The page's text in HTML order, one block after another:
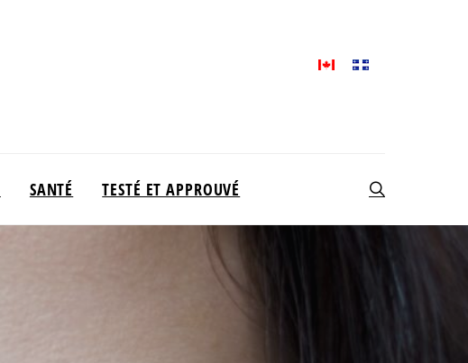
SANTÉ TESTÉ ET APPROUVÉ